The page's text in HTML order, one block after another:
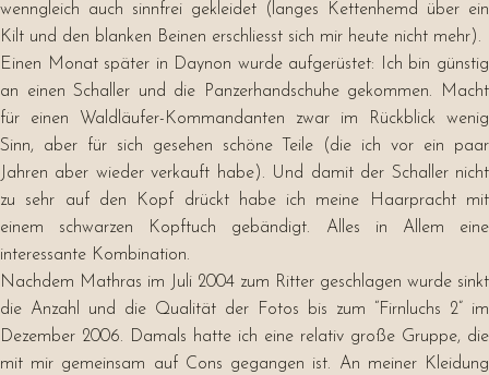
wenngleich auch sinnfrei gekleidet (langes Kettenhemd über ein
Kilt und den blanken Beinen erschliesst sich mir heute nicht mehr).
Einen Monat später in Daynon wurde aufgerüstet: Ich bin günstig
an einen Schaller und die Panzerhandschuhe gekommen. Macht
für einen Waldläufer-Kommandanten zwar im Rückblick wenig
Sinn, aber für sich gesehen schöne Teile (die ich vor ein paar
Jahren aber wieder verkauft habe). Und damit der Schaller nicht
zu sehr auf den Kopf drückt habe ich meine Haarpracht mit
einem schwarzen Kopftuch gebändigt. Alles in Allem eine
interessante Kombination.
Nachdem Mathras im Juli 2004 zum Ritter geschlagen wurde sinkt
die Anzahl und die Qualität der Fotos bis zum “Firnluchs 2” im
Dezember 2006. Damals hatte ich eine relativ große Gruppe, die
mit mir gemeinsam auf Cons gegangen ist. An meiner Kleidung